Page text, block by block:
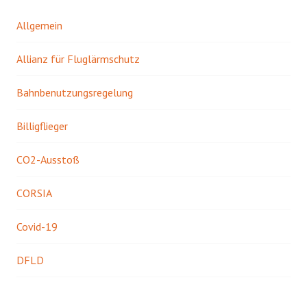
Allgemein
Allianz für Fluglärmschutz
Bahnbenutzungsregelung
Billigflieger
CO2-Ausstoß
CORSIA
Covid-19
DFLD